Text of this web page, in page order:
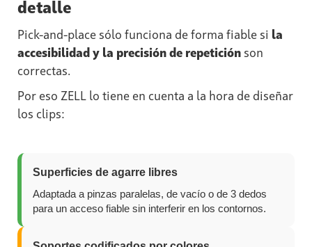
detalle
Pick-and-place sólo funciona de forma fiable si la
accesibilidad y la precisión de repetición son
correctas.
Por eso ZELL lo tiene en cuenta a la hora de diseñar
los clips:
Superficies de agarre libres
Adaptada a pinzas paralelas, de vacío o de 3 dedos
para un acceso fiable sin interferir en los contornos.